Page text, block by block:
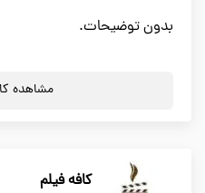
بدون توضیحات.
مشاهده
کافه فیلم